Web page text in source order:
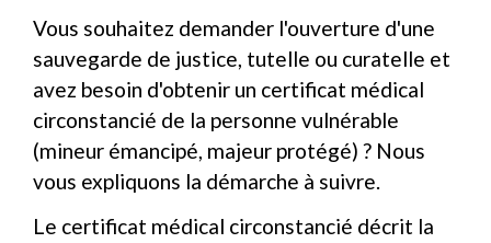
Vous souhaitez demander l'ouverture d'une
sauvegarde de justice, tutelle ou curatelle et
avez besoin d'obtenir un certificat médical
circonstancié de la personne vulnérable
(mineur émancipé, majeur protégé) ? Nous
vous expliquons la démarche à suivre.
Le certificat médical circonstancié décrit la